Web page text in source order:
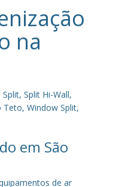
na
Split Hi-Wall,
Window Split,
em São
de ar